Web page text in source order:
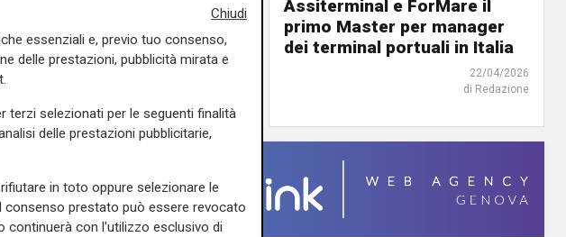
Alstom alla guida di un
firma contratti da
milioni
Assiterminal e ForMare il
primo Master per manager
dei terminal portuali in Italia
22/04/2026
di Redazione
Chiudi
essenziali e, previo tuo consenso,
delle prestazioni, pubblicità mirata e
terzi selezionati per le seguenti finalità
delle prestazioni pubblicitarie,
in toto oppure selezionare le
prestato può essere revocato
continuerà con l'utilizzo esclusivo di